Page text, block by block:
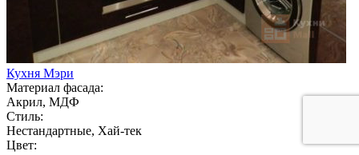
Кухня Мэри
Материал фасада:
Акрил, МДФ
Стиль:
Нестандартные, Хай-тек
Цвет: